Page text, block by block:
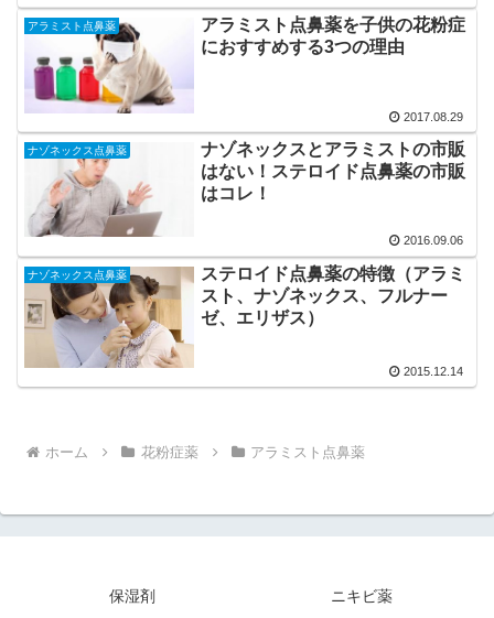
アラミスト点鼻薬
アラミスト点鼻薬を子供の花粉症
におすすめする3つの理由
2017.08.29
ナゾネックス点鼻薬
ナゾネックスとアラミストの市販
はない！ステロイド点鼻薬の市販
はコレ！
2016.09.06
ナゾネックス点鼻薬
ステロイド点鼻薬の特徴（アラミ
スト、ナゾネックス、フルナー
ゼ、エリザス）
2015.12.14
ホーム 花粉症薬 アラミスト点鼻薬
保湿剤
ニキビ薬